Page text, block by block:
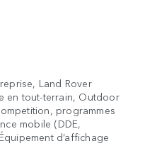
Land Rover
en tout-terrain, Outdoor
programmes
mobile (DDE,
d’affichage